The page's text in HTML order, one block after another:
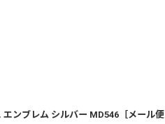
ンブレム シルバー MD546［メール便